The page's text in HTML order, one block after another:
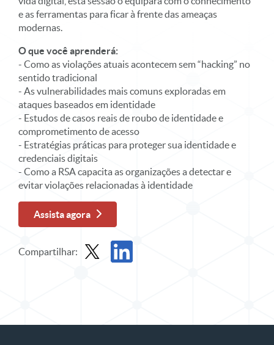
e as ferramentas para ficar à frente das ameaças
modernas.
O que você aprenderá:
- Como as violações atuais acontecem sem “hacking” no
sentido tradicional
- As vulnerabilidades mais comuns exploradas em
ataques baseados em identidade
- Estudos de casos reais de roubo de identidade e
comprometimento de acesso
- Estratégias práticas para proteger sua identidade e
credenciais digitais
- Como a RSA capacita as organizações a detectar e
evitar violações relacionadas à identidade
Assista agora
Compartilhar: